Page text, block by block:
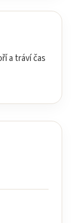
a tráví čas